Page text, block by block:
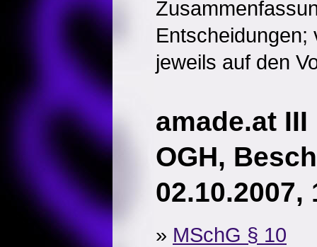
Entscheidungen;
jeweils auf den
amade.at III
OGH,
02.10.2007,
» MSchG § 10